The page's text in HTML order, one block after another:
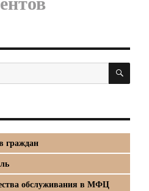
граждан
обслуживания в МФЦ